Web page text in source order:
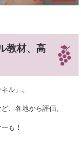
教材、高
ル」。
、各地から評価。
も！